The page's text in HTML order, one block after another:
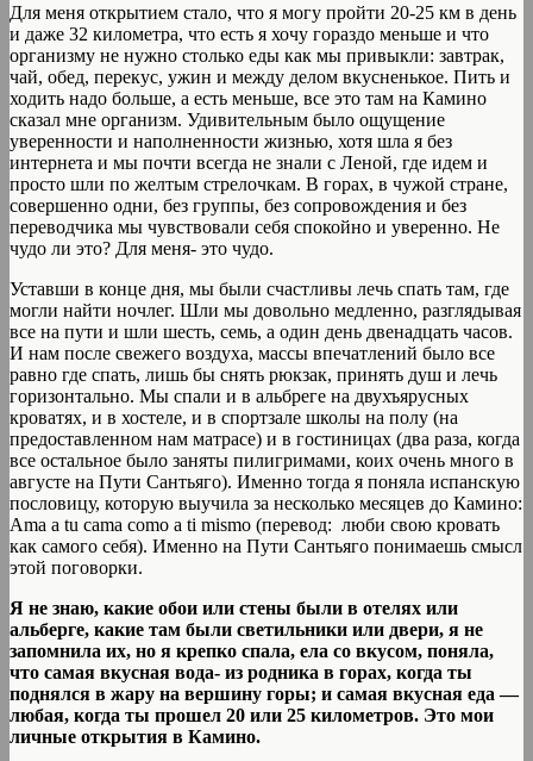
Для меня открытием стало, что я могу пройти 20-25 км в день
и даже 32 километра, что есть я хочу гораздо меньше и что
организму не нужно столько еды как мы привыкли: завтрак,
чай, обед, перекус, ужин и между делом вкусненькое. Пить и
ходить надо больше, а есть меньше, все это там на Камино
сказал мне организм. Удивительным было ощущение
уверенности и наполненности жизнью, хотя шла я без
интернета и мы почти всегда не знали с Леной, где идем и
просто шли по желтым стрелочкам. В горах, в чужой стране,
совершенно одни, без группы, без сопровождения и без
переводчика мы чувствовали себя спокойно и уверенно. Не
чудо ли это? Для меня- это чудо.
Уставши в конце дня, мы были счастливы лечь спать там, где
могли найти ночлег. Шли мы довольно медленно, разглядывая
все на пути и шли шесть, семь, а один день двенадцать часов.
И нам после свежего воздуха, массы впечатлений было все
равно где спать, лишь бы снять рюкзак, принять душ и лечь
горизонтально. Мы спали и в альбреге на двухъярусных
кроватях, и в хостеле, и в спортзале школы на полу (на
предоставленном нам матрасе) и в гостиницах (два раза, когда
все остальное было заняты пилигримами, коих очень много в
августе на Пути Сантьяго). Именно тогда я поняла испанскую
пословицу, которую выучила за несколько месяцев до Камино:
Ama a tu cama como a ti mismo (перевод: люби свою кровать
как самого себя). Именно на Пути Сантьяго понимаешь смысл
этой поговорки.
Я не знаю, какие обои или стены были в отелях или
альберге, какие там были светильники или двери, я не
запомнила их, но я крепко спала, ела со вкусом, поняла,
что самая вкусная вода- из родника в горах, когда ты
поднялся в жару на вершину горы; и самая вкусная еда —
любая, когда ты прошел 20 или 25 километров. Это мои
личные открытия в Камино.